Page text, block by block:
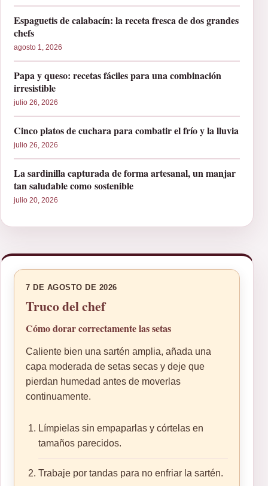
Espaguetis de calabacín: la receta fresca de dos grandes
chefs
agosto 1, 2026
Papa y queso: recetas fáciles para una combinación
irresistible
julio 26, 2026
Cinco platos de cuchara para combatir el frío y la lluvia
julio 26, 2026
La sardinilla capturada de forma artesanal, un manjar
tan saludable como sostenible
julio 20, 2026
7 DE AGOSTO DE 2026
Truco del chef
Cómo dorar correctamente las setas
Caliente bien una sartén amplia, añada una
capa moderada de setas secas y deje que
pierdan humedad antes de moverlas
continuamente.
Límpielas sin empaparlas y córtelas en
tamaños parecidos.
Trabaje por tandas para no enfriar la sartén.